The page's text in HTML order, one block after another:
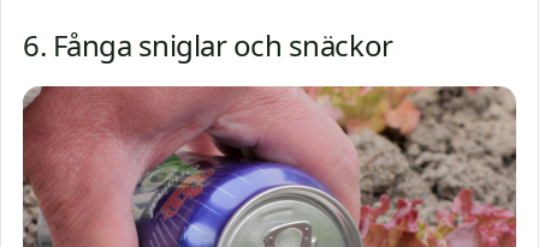
6. Fånga sniglar och snäckor